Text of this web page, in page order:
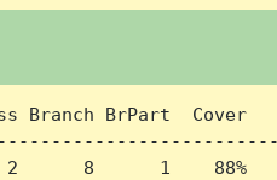
BrPart  Cover
8      1    88%